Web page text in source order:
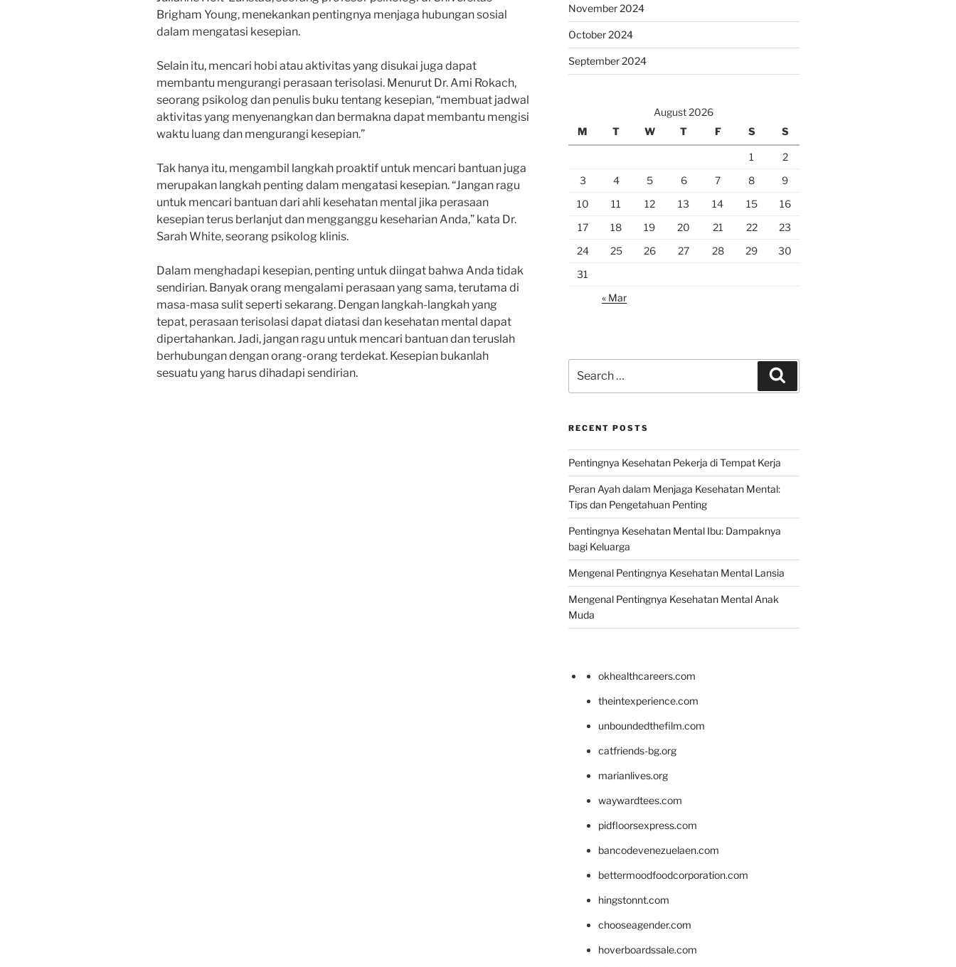
Brigham Young, menekankan pentingnya menjaga hubungan sosial
dalam mengatasi kesepian.
Selain itu, mencari hobi atau aktivitas yang disukai juga dapat
membantu mengurangi perasaan terisolasi. Menurut Dr. Ami Rokach,
seorang psikolog dan penulis buku tentang kesepian, “membuat jadwal
aktivitas yang menyenangkan dan bermakna dapat membantu mengisi
waktu luang dan mengurangi kesepian.”
Tak hanya itu, mengambil langkah proaktif untuk mencari bantuan juga
merupakan langkah penting dalam mengatasi kesepian. “Jangan ragu
untuk mencari bantuan dari ahli kesehatan mental jika perasaan
kesepian terus berlanjut dan mengganggu keseharian Anda,” kata Dr.
Sarah White, seorang psikolog klinis.
Dalam menghadapi kesepian, penting untuk diingat bahwa Anda tidak
sendirian. Banyak orang mengalami perasaan yang sama, terutama di
masa-masa sulit seperti sekarang. Dengan langkah-langkah yang
tepat, perasaan terisolasi dapat diatasi dan kesehatan mental dapat
dipertahankan. Jadi, jangan ragu untuk mencari bantuan dan teruslah
berhubungan dengan orang-orang terdekat. Kesepian bukanlah
sesuatu yang harus dihadapi sendirian.
November 2024
October 2024
September 2024
August 2026
M
T W T F S S
1
2
3
4 5 6 7 8
9
10
11 12 13 14 15
16
17
18 19 20 21 22
23
24
25 26 27 28 29
30
31
« Mar
for:
RECENT POSTS
Pentingnya Kesehatan Pekerja di Tempat Kerja
Peran Ayah dalam Menjaga Kesehatan Mental:
Tips dan Pengetahuan Penting
Pentingnya Kesehatan Mental Ibu: Dampaknya
bagi Keluarga
Mengenal Pentingnya Kesehatan Mental Lansia
Mengenal Pentingnya Kesehatan Mental Anak
Muda
okhealthcareers.com
theintexperience.com
unboundedthefilm.com
catfriends-bg.org
marianlives.org
waywardtees.com
pidfloorsexpress.com
bancodevenezuelaen.com
bettermoodfoodcorporation.com
hingstonnt.com
chooseagender.com
hoverboardssale.com